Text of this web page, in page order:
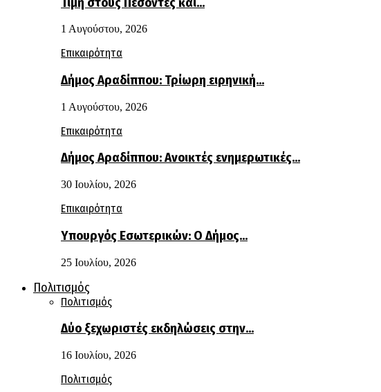
1 Αυγούστου, 2026
Επικαιρότητα
Δήμος Αραδίππου: Τρίωρη ειρηνική…
1 Αυγούστου, 2026
Επικαιρότητα
Δήμος Αραδίππου: Ανοικτές ενημερωτικές…
30 Ιουλίου, 2026
Επικαιρότητα
Υπουργός Εσωτερικών: Ο Δήμος…
25 Ιουλίου, 2026
Πολιτισμός
Πολιτισμός
Δύο ξεχωριστές εκδηλώσεις στην…
16 Ιουλίου, 2026
Πολιτισμός